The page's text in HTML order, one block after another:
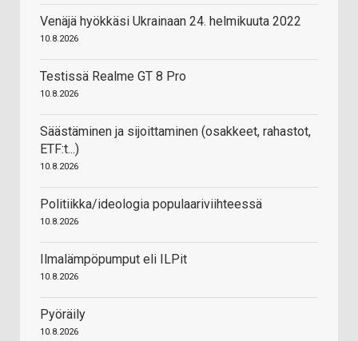
Venäjä hyökkäsi Ukrainaan 24. helmikuuta 2022
10.8.2026
Testissä Realme GT 8 Pro
10.8.2026
Säästäminen ja sijoittaminen (osakkeet, rahastot,
ETF:t...)
10.8.2026
Politiikka/ideologia populaariviihteessä
10.8.2026
Ilmalämpöpumput eli ILPit
10.8.2026
Pyöräily
10.8.2026